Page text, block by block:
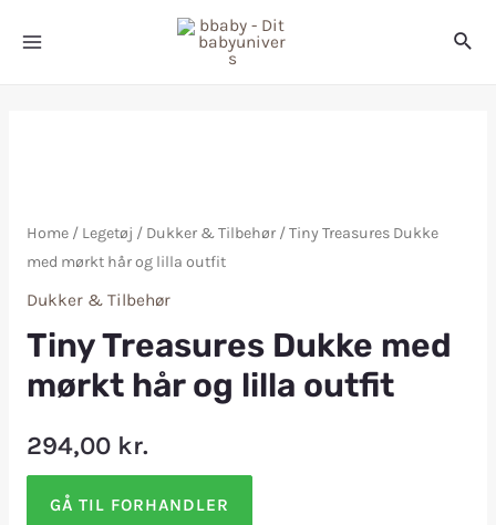
Home/ Legetøj / Dukker & Tilbehør/ Tiny Treasures Dukke
med mørkt hår og lilla outfit
Dukker & Tilbehør
Tiny Treasures Dukke med
mørkt hår og lilla outfit
294,00 kr.
GÅ TIL FORHANDLER